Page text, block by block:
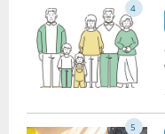
4
5